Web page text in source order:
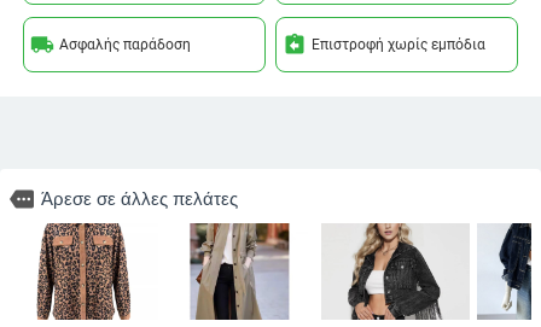
local_shipping Ασφαλής παράδοση assignment_return Επιστροφή χωρίς εμπόδια
more Άρεσε σε άλλες πελάτες